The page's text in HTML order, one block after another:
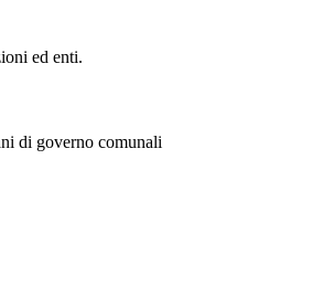
ed enti.
di governo comunali